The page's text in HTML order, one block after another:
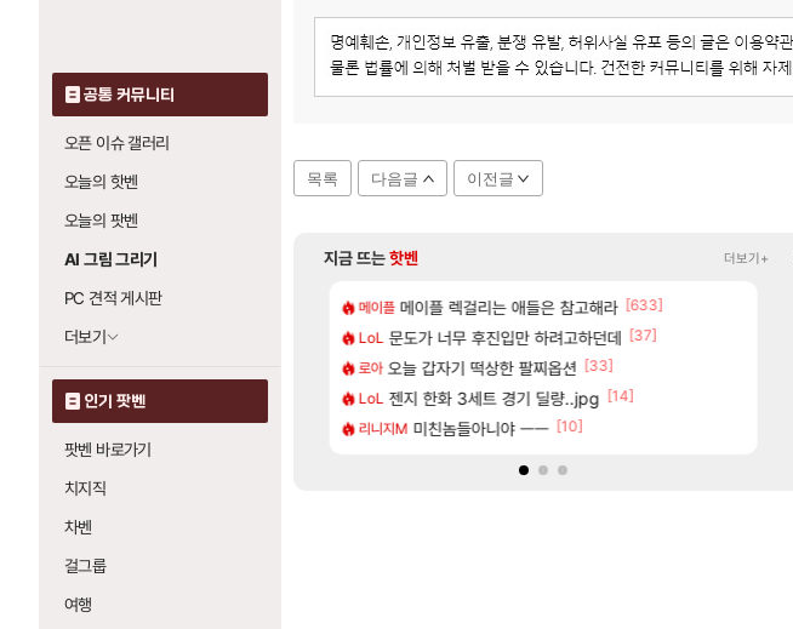
공통 커뮤니티
오픈 이슈 갤러리
오늘의 핫벤
오늘의 팟벤
AI 그림 그리기
PC 견적 게시판
더보기
인기 팟벤
팟벤 바로가기
치지직
차벤
걸그룹
여행
목록 다음글 이전글
지금 뜨는핫벤 더보기+
다 현타오네 [87]
히는거 먼가 좀 몬가몬가네..
상 다 조졌는데 [13]
랍은 필수인가?? [69]
메이플 메이플 렉걸리는 애들은 참고해라 [633]
LoL 문도가 너무 후진입만 하려고하던데 [37]
로아 오늘 갑자기 떡상한 팔찌옵션 [33]
LoL 젠지 한화 3세트 경기 딜량..jpg [14]
리니지M 미친놈들아니야 ㅡㅡ [10]
구라 개발사 신작 [시노비 넥서스] 연내 출시 예정
신작 서브컬쳐 게임 [펄 인 블루] 티저 사이트 오픈
길찾기/지도 공략 (1 ~ 12장)
트 때는 로비에 온라인 기능이 있는데
PV 비스트 오브 리인카네이션 오픈 트레일러
아스오라 「에린」 컨셉 포스터 공개
여행 7년만에 가족여행을 다녀왔습니다.
비스트 쿠를 먼저 보내서 기습하는 법
해외겜 스위치2판 ‘몬헌 와일즈’, 30~40fps 목표 추정